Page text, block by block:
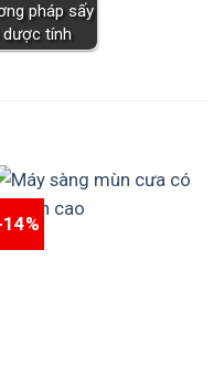
pháp sấy
dược tính